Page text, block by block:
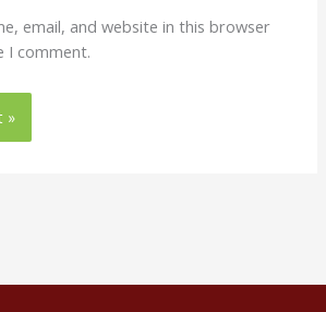
email, and website in this browser
I comment.